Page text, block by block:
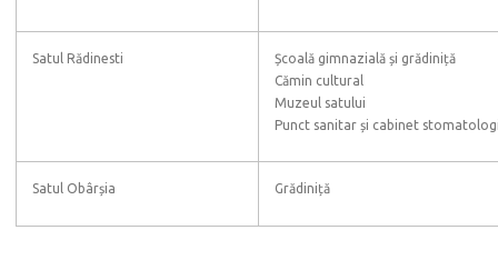
Satul Rădinesti
Școală gimnazială și grădiniță
Cămin cultural
Muzeul satului
Punct sanitar și cabinet
Satul Obârșia Grădiniță